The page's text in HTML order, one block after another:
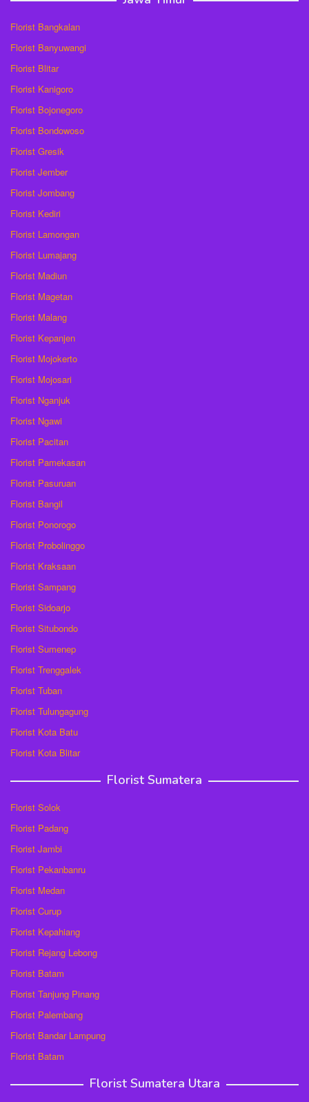
Florist Bangkalan
Florist Banyuwangi
Florist Blitar
Florist Kanigoro
Florist Bojonegoro
Florist Bondowoso
Florist Gresik
Florist Jember
Florist Jombang
Florist Kediri
Florist Lamongan
Florist Lumajang
Florist Madiun
Florist Magetan
Florist Malang
Florist Kepanjen
Florist Mojokerto
Florist Mojosari
Florist Nganjuk
Florist Ngawi
Florist Pacitan
Florist Pamekasan
Florist Pasuruan
Florist Bangil
Florist Ponorogo
Florist Probolinggo
Florist Kraksaan
Florist Sampang
Florist Sidoarjo
Florist Situbondo
Florist Sumenep
Florist Trenggalek
Florist Tuban
Florist Tulungagung
Florist Kota Batu
Florist Kota Blitar
Florist Sumatera
Florist Solok
Florist Padang
Florist Jambi
Florist Pekanbanru
Florist Medan
Florist Curup
Florist Kepahiang
Florist Rejang Lebong
Florist Batam
Florist Tanjung Pinang
Florist Palembang
Florist Bandar Lampung
Florist Batam
Florist Sumatera Utara